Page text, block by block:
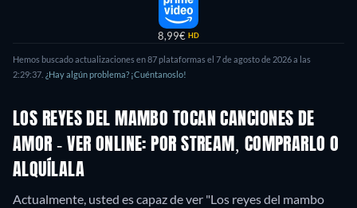
8,99€ HD
Hemos buscado actualizaciones en 87 plataformas el 7 de agosto de 2026 a las
2:29:37. ¿Hay algún problema? ¡Cuéntanoslo!
LOS REYES DEL MAMBO TOCAN CANCIONES DE
AMOR - VER ONLINE: POR STREAM, COMPRARLO O
ALQUÍLALA
Actualmente, usted es capaz de ver "Los reyes del mambo